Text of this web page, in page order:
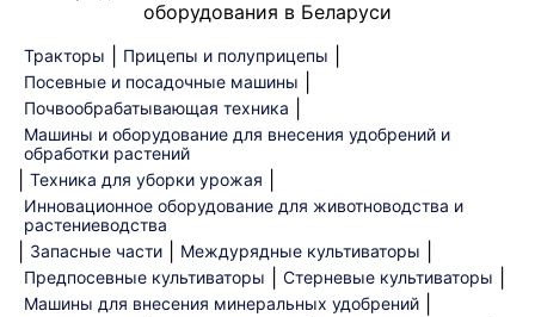
оборудования в Беларуси
Тракторы Прицепы и полуприцепы
Посевные и посадочные машины
Почвообрабатывающая техника
Машины и оборудование для внесения удобрений и
обработки растений
Техника для уборки урожая
Инновационное оборудование для животноводства и
растениеводства
Запасные части Междурядные культиваторы
Предпосевные культиваторы Стерневые культиваторы
Машины для внесения минеральных удобрений